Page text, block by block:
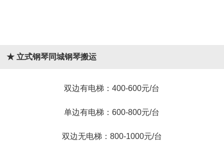
★ 立式钢琴同城钢琴搬运
双边有电梯：400-600元/台
单边有电梯：600-800元/台
双边无电梯：800-1000元/台